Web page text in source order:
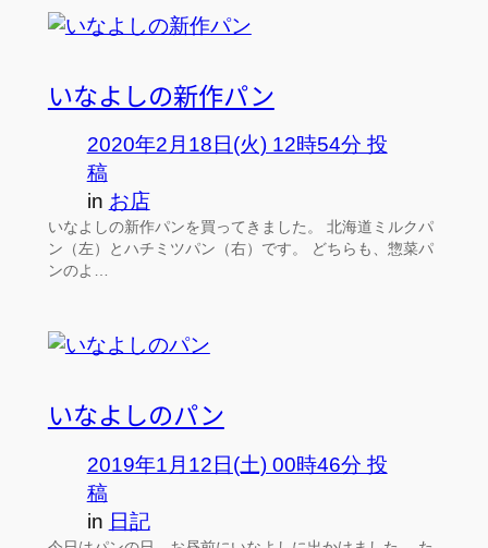
いなよしの新作パン
2020年2月18日(火) 12時54分 投
稿
in お店
いなよしの新作パンを買ってきました。 北海道ミルクパ
ン（左）とハチミツパン（右）です。 どちらも、惣菜パ
ンのよ…
いなよしのパン
2019年1月12日(土) 00時46分 投
稿
in 日記